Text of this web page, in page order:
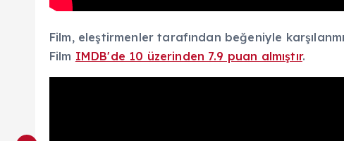
Film, eleştirmenler tarafından beğeniyle
Film IMDB'de 10 üzerinden 7.9 puan almıştır.